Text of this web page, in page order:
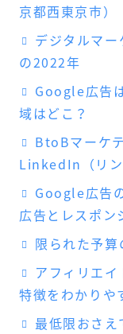
京都西東京市）
デジタルマ
の2022年
Google広告
域はどこ？
BtoBマーケ
LinkedIn（リン
Google広告
広告とレスポン
限られた予
アフィリエ
特徴をわかりや
最低限おさ